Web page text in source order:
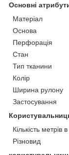
Основні
Матеріал
Основа
Перфорація
Стан
Тип тканини
Колір
Ширина рулону
Застосування
Кількість метрів
Різновид